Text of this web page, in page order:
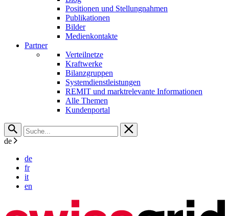
Positionen und Stellungnahmen
Publikationen
Bilder
Medienkontakte
Partner
Verteilnetze
Kraftwerke
Bilanzgruppen
Systemdienstleistungen
REMIT und marktrelevante Informationen
Alle Themen
Kundenportal
de
de
fr
it
en